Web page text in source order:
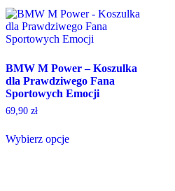
BMW M Power – Koszulka
dla Prawdziwego Fana
Sportowych Emocji
69,90 zł
Wybierz opcje